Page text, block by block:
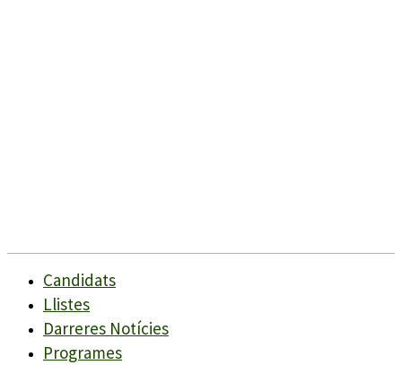
Candidats
Llistes
Darreres Notícies
Programes